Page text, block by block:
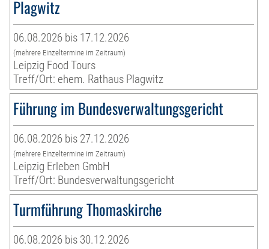
Plagwitz
06.08.2026 bis 17.12.2026
(mehrere Einzeltermine im Zeitraum)
Leipzig Food Tours
Treff/Ort: ehem. Rathaus Plagwitz
Führung im Bundesverwaltungsgericht
06.08.2026 bis 27.12.2026
(mehrere Einzeltermine im Zeitraum)
Leipzig Erleben GmbH
Treff/Ort: Bundesverwaltungsgericht
Turmführung Thomaskirche
06.08.2026 bis 30.12.2026